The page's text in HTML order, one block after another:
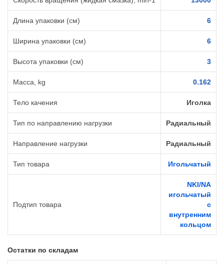
Длина упаковки (см) 6
Ширина упаковки (см) 6
Высота упаковки (см) 3
Масса, kg 0.162
Тело качения Иголка
Тип по направлению нагрузки Радиальный
Направление нагрузки Радиальный
Тип товара Игольчатый
Подтип товара
NKI/NA
игольчатый
с
внутренним
кольцом
Остатки по складам